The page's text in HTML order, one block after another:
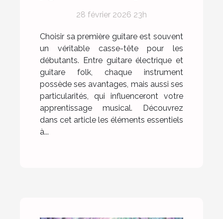
28 février 2026 23h
Choisir sa première guitare est souvent
un véritable casse-tête pour les
débutants. Entre guitare électrique et
guitare folk, chaque instrument
possède ses avantages, mais aussi ses
particularités, qui influenceront votre
apprentissage musical. Découvrez
dans cet article les éléments essentiels
à...